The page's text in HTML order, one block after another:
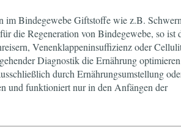
im Bindegewebe Giftstoffe wie z.B.
die Regeneration von Bindegewebe, so ist
Venenklappeninsuffizienz oder
Diagnostik die Ernährung
durch Ernährungsumstellung
und funktioniert nur in den Anfängen der